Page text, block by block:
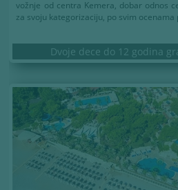
vožnje od centra Kemera, dobar odnos
za svoju kategorizaciju, po svim ocenama
Dvoje dece do 12 godina